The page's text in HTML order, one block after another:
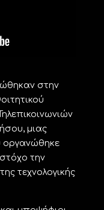
στην
μιας
οργανώθηκε
την
τεχνολογικής